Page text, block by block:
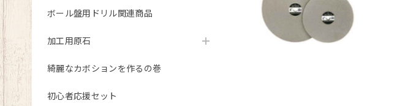
ボール盤用ドリル関連商品
加工用原石
綺麗なカボションを作るの巻
初心者応援セット